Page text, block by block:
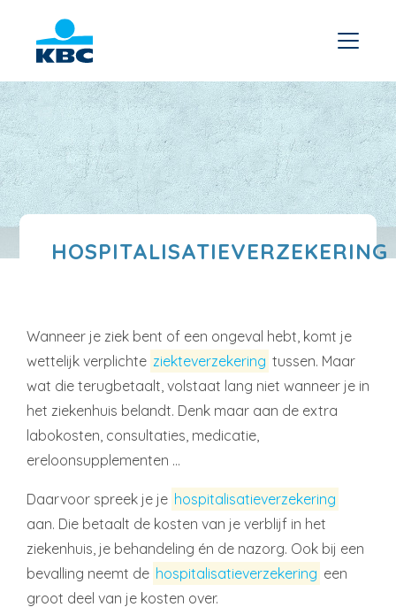
HOSPITALISATIEVERZEKERING
Wanneer je ziek bent of een ongeval hebt, komt je
wettelijk verplichte ziekteverzekering tussen. Maar
wat die terugbetaalt, volstaat lang niet wanneer je in
het ziekenhuis belandt. Denk maar aan de extra
labokosten, consultaties, medicatie,
ereloonsupplementen …
Daarvoor spreek je je hospitalisatieverzekering
aan. Die betaalt de kosten van je verblijf in het
ziekenhuis, je behandeling én de nazorg. Ook bij een
bevalling neemt de hospitalisatieverzekering een
groot deel van je kosten over.